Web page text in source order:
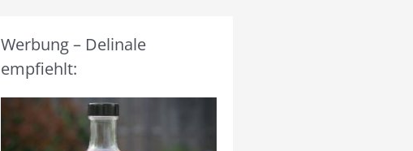
Werbung – Delinale
empfiehlt: